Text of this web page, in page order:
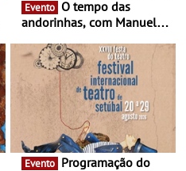
Evento
andorinhas, com Manuel
Atum - Concerto
performance na MAAT
Gallery a 3 de Setembro,
19:30
Evento